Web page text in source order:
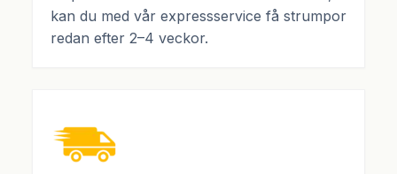
kan du med vår expressservice få strumpor
redan efter 2–4 veckor.